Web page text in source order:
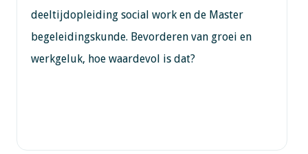
deeltijdopleiding social work en de Master
begeleidingskunde. Bevorderen van groei en
werkgeluk, hoe waardevol is dat?